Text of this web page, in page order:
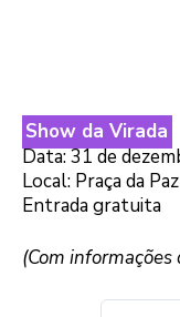
Show da Virada
Data: 31 de
Local: Praça da
Entrada gratuita
(Com